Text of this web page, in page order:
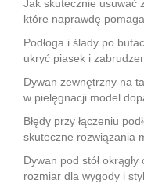
Jak skutecznie usuwać
które naprawdę
Podłoga i ślady po
ukryć piasek i
Dywan zewnętrzny na
w pielęgnacji model
Błędy przy łączeniu
skuteczne rozwiązania
Dywan pod stół
rozmiar dla wygody i